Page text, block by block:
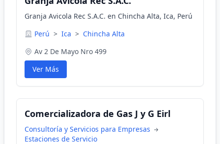
Granja Avicola Rec S.A.C. en Chincha Alta, Ica, Perú
Perú > Ica > Chincha Alta
Av 2 De Mayo Nro 499
Ver Más
Comercializadora de Gas J y G Eirl
Consultoría y Servicios para Empresas
Estaciones de Servicio